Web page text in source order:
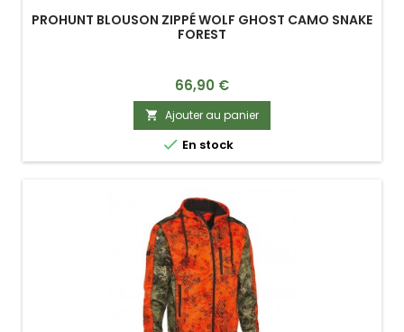
PROHUNT BLOUSON ZIPPÉ WOLF GHOST CAMO SNAKE
FOREST
Prix
66,90 €
 Ajouter au panier
 En stock